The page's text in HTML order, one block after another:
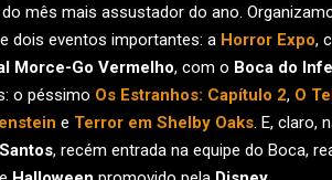
mês mais assustador do ano.
dois eventos importantes: a Horror Expo,
Morce-Go Vermelho, com o Boca do
o péssimo Os Estranhos: Capítulo 2, O
e Terror em Shelby Oaks. E, claro,
, recém entrada na equipe do Boca,